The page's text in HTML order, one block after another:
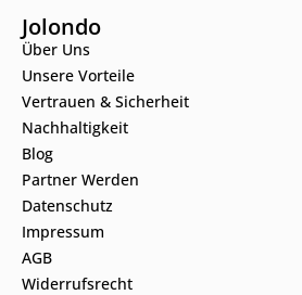
Jolondo
Über Uns
Unsere Vorteile
Vertrauen & Sicherheit
Nachhaltigkeit
Blog
Partner Werden
Datenschutz
Impressum
AGB
Widerrufsrecht